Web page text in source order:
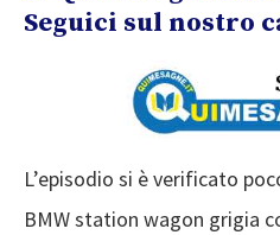
Seguici sul nostro
L’episodio si è verificato
BMW station wagon grigia